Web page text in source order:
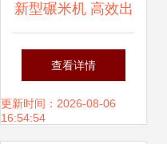
新型碾米机 高效出
米、操作简便，高
清细节图尽在金谷
查看详情
更新时间：2026-08-06
16:54:54